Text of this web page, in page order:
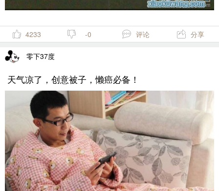
4233 -0 评论 分享
零下37度
天气凉了，创意被子，懒癌必备！